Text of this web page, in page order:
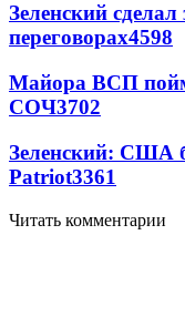
Зеленский
переговорах4598
Майора ВСП
СОЧ3702
Зеленский: США
Patriot3361
Читать комментарии